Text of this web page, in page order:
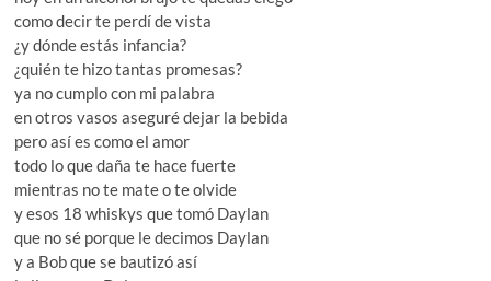
como decir te perdí de vista
¿y dónde estás infancia?
¿quién te hizo tantas promesas?
ya no cumplo con mi palabra
en otros vasos aseguré dejar la bebida
pero así es como el amor
todo lo que daña te hace fuerte
mientras no te mate o te olvide
y esos 18 whiskys que tomó Daylan
que no sé porque le decimos Daylan
y a Bob que se bautizó así